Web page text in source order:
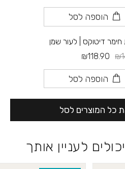
הוספה לסל
דיטוקס | לעור שמן
₪118.90
הוספה לסל
לסל
לעניין אותך